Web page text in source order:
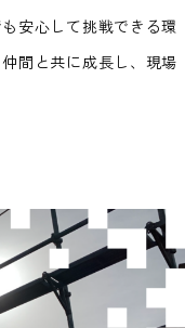
安心して挑戦できる環
間と共に成長し、現場